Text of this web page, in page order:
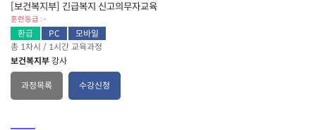
[보건복지부] 긴급복지 신고의무자교육
훈련등급 : -
환급 PC
모바일
총 1차시 / 1시간 교육과정
보건복지부 강사
과정목록 수강신청